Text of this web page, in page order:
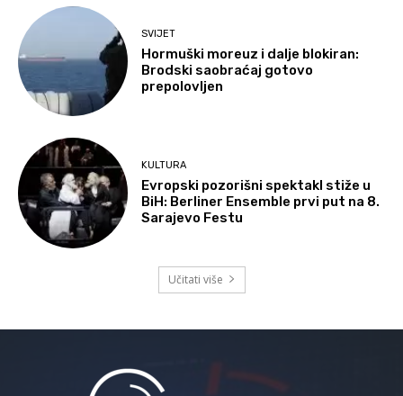
SVIJET
Hormuški moreuz i dalje blokiran:
Brodski saobraćaj gotovo
prepolovljen
KULTURA
Evropski pozorišni spektakl stiže u
BiH: Berliner Ensemble prvi put na 8.
Sarajevo Festu
Učitati više